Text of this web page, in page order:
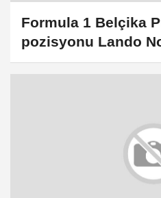
Formula 1 Belçika
pozisyonu Lando